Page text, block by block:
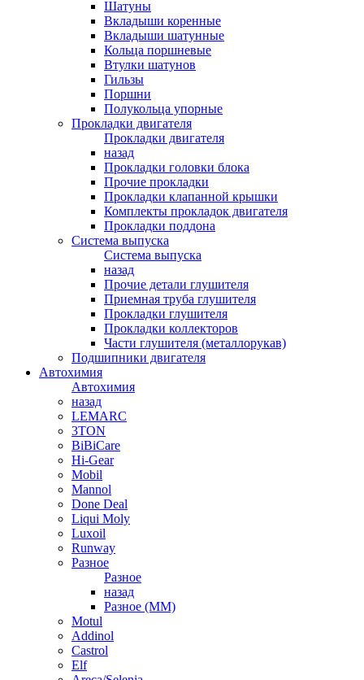
Шатуны
Вкладыши коренные
Вкладыши шатунные
Кольца поршневые
Втулки шатунов
Гильзы
Поршни
Полукольца упорные
Прокладки двигателя
Прокладки двигателя
назад
Прокладки головки блока
Прочие прокладки
Прокладки клапанной крышки
Комплекты прокладок двигателя
Прокладки поддона
Система выпуска
Система выпуска
назад
Прочие детали глушителя
Приемная труба глушителя
Прокладки глушителя
Прокладки коллекторов
Части глушителя (металлорукав)
Подшипники двигателя
Автохимия
Автохимия
назад
LEMARC
3TON
BiBiCare
Hi-Gear
Mobil
Mannol
Done Deal
Liqui Moly
Luxoil
Runway
Разное
Разное
назад
Разное (ММ)
Motul
Addinol
Castrol
Elf